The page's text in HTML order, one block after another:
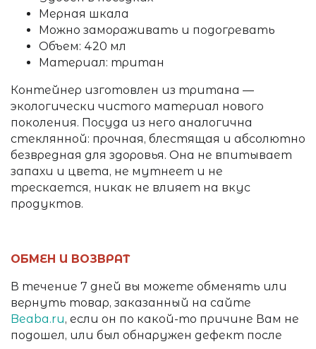
Мерная шкала
Можно замораживать и подогревать
Объем: 420 мл
Материал: тритан
Контейнер изготовлен из тритана —
экологически чистого материал нового
поколения. Посуда из него аналогична
стеклянной: прочная, блестящая и абсолютно
безвредная для здоровья. Она не впитывает
запахи и цвета, не мутнеет и не
трескается, никак не влияет на вкус
продуктов.
ОБМЕН И ВОЗВРАТ
В течение 7 дней вы можете обменять или
вернуть товар, заказанный на сайте
Beaba.ru, если он по какой-то причине Вам не
подошел, или был обнаружен дефект после